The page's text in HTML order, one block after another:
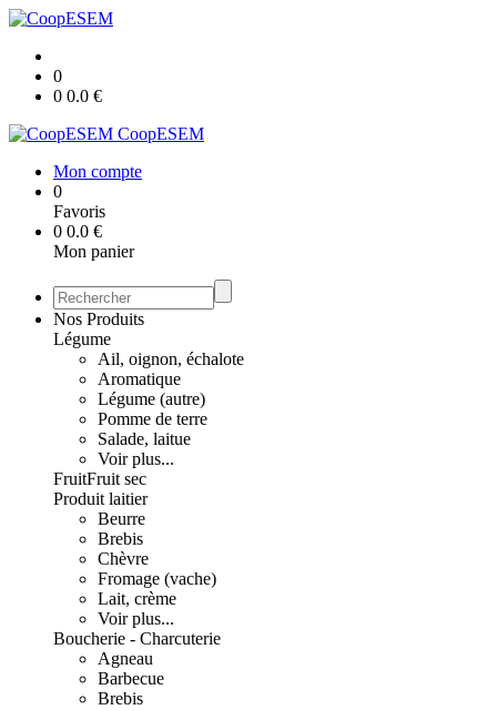
0
0 0.0 €
CoopESEM
Mon compte
0
Favoris
0 0.0 €
Mon panier
Nos Produits
Légume
Ail, oignon, échalote
Aromatique
Légume (autre)
Pomme de terre
Salade, laitue
Voir plus...
FruitFruit sec
Produit laitier
Beurre
Brebis
Chèvre
Fromage (vache)
Lait, crème
Voir plus...
Boucherie - Charcuterie
Agneau
Barbecue
Brebis